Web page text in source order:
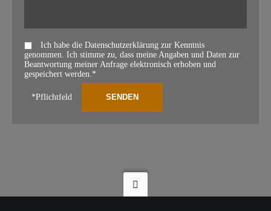
Ich habe die Datenschutzerklärung zur Kenntnis
genommen. Ich stimme zu, dass meine Angaben und Daten zur
Beantwortung meiner Anfrage elektronisch erhoben und
gespeichert werden.*
*Pflichtfeld